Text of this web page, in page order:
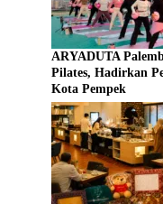
ARYADUTA
Pilates, Hadirkan
Kota Pempek